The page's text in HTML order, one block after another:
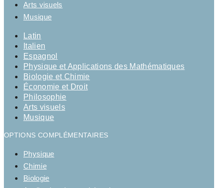
Arts visuels
Musique
Latin
Italien
Espagnol
Physique et Applications des Mathématiques
Biologie et Chimie
Économie et Droit
Philosophie
Arts visuels
Musique
OPTIONS COMPLÉMENTAIRES
Physique
Chimie
Biologie